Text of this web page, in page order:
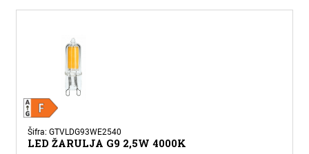
Šifra: GTVLDG93WE2540
LED ŽARULJA G9 2,5W 4000K